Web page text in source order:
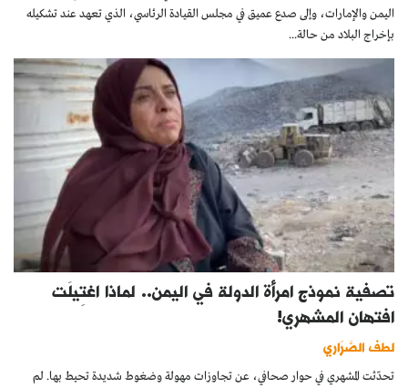
اليمن والإمارات، وإلى صدع عميق في مجلس القيادة الرئاسي، الذي تعهد عند تشكيله
بإخراج البلاد من حالة...
تصفية نموذج امرأة الدولة في اليمن.. لماذا اغتِيلَت
افتهان المشهري!
لطف الصَّرَاري
تحدّثت المشهري في حوار صحافي، عن تجاوزات مهولة وضغوط شديدة تحيط بها. لم